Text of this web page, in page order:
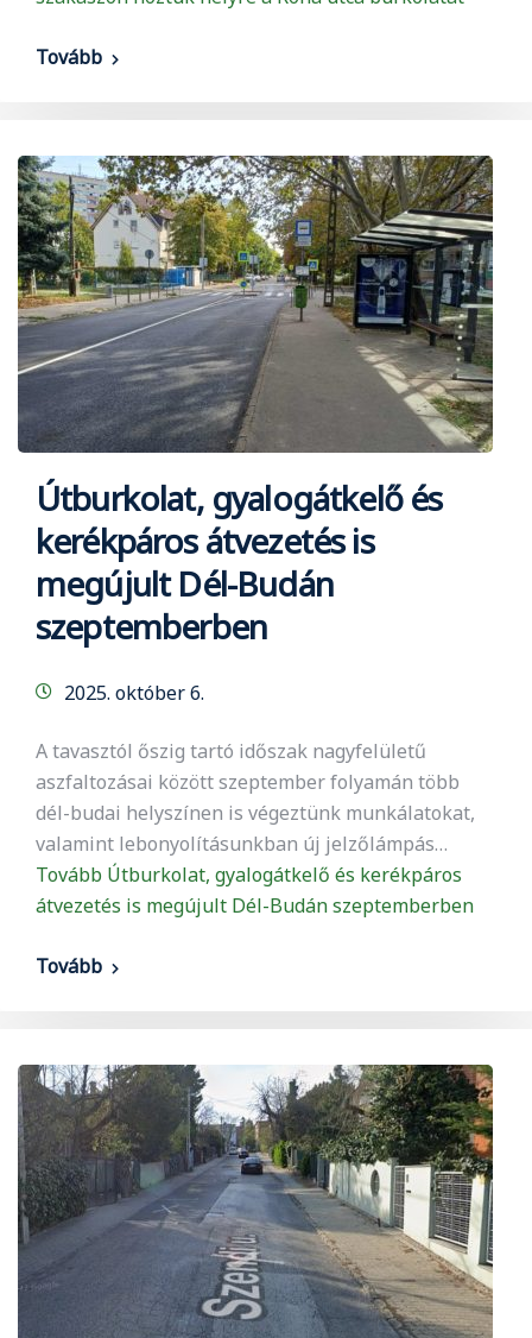
Tovább
Útburkolat, gyalogátkelő és
kerékpáros átvezetés is
megújult Dél-Budán
szeptemberben
2025. október 6.
A tavasztól őszig tartó időszak nagyfelületű
aszfaltozásai között szeptember folyamán több
dél-budai helyszínen is végeztünk munkálatokat,
valamint lebonyolításunkban új jelzőlámpás…
Tovább Útburkolat, gyalogátkelő és kerékpáros
átvezetés is megújult Dél-Budán szeptemberben
Tovább